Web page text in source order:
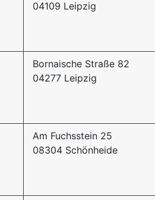
04109 Leipzig
Bornaische Straße 82
04277 Leipzig
Am Fuchsstein 25
08304 Schönheide